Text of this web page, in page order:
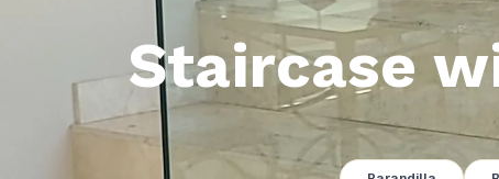
Staircase